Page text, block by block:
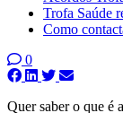
Trofa Saúde
Como
0
Quer saber o que é a